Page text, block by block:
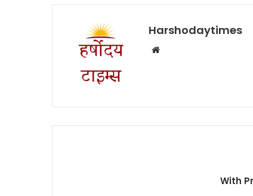
Harshodaytimes
Website
With